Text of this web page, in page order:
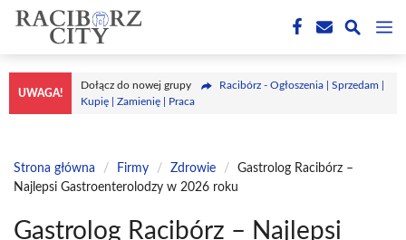
Przejdź
treści
UWAGA!
Dołącz do nowej grupy
Racibórz - Ogłoszenia | Sprzedam |
Kupię | Zamienię | Praca
Strona główna / Firmy / Zdrowie /
Gastrolog Racibórz –
Najlepsi Gastroenterolodzy w 2026 roku
Gastrolog Racibórz – Najlepsi